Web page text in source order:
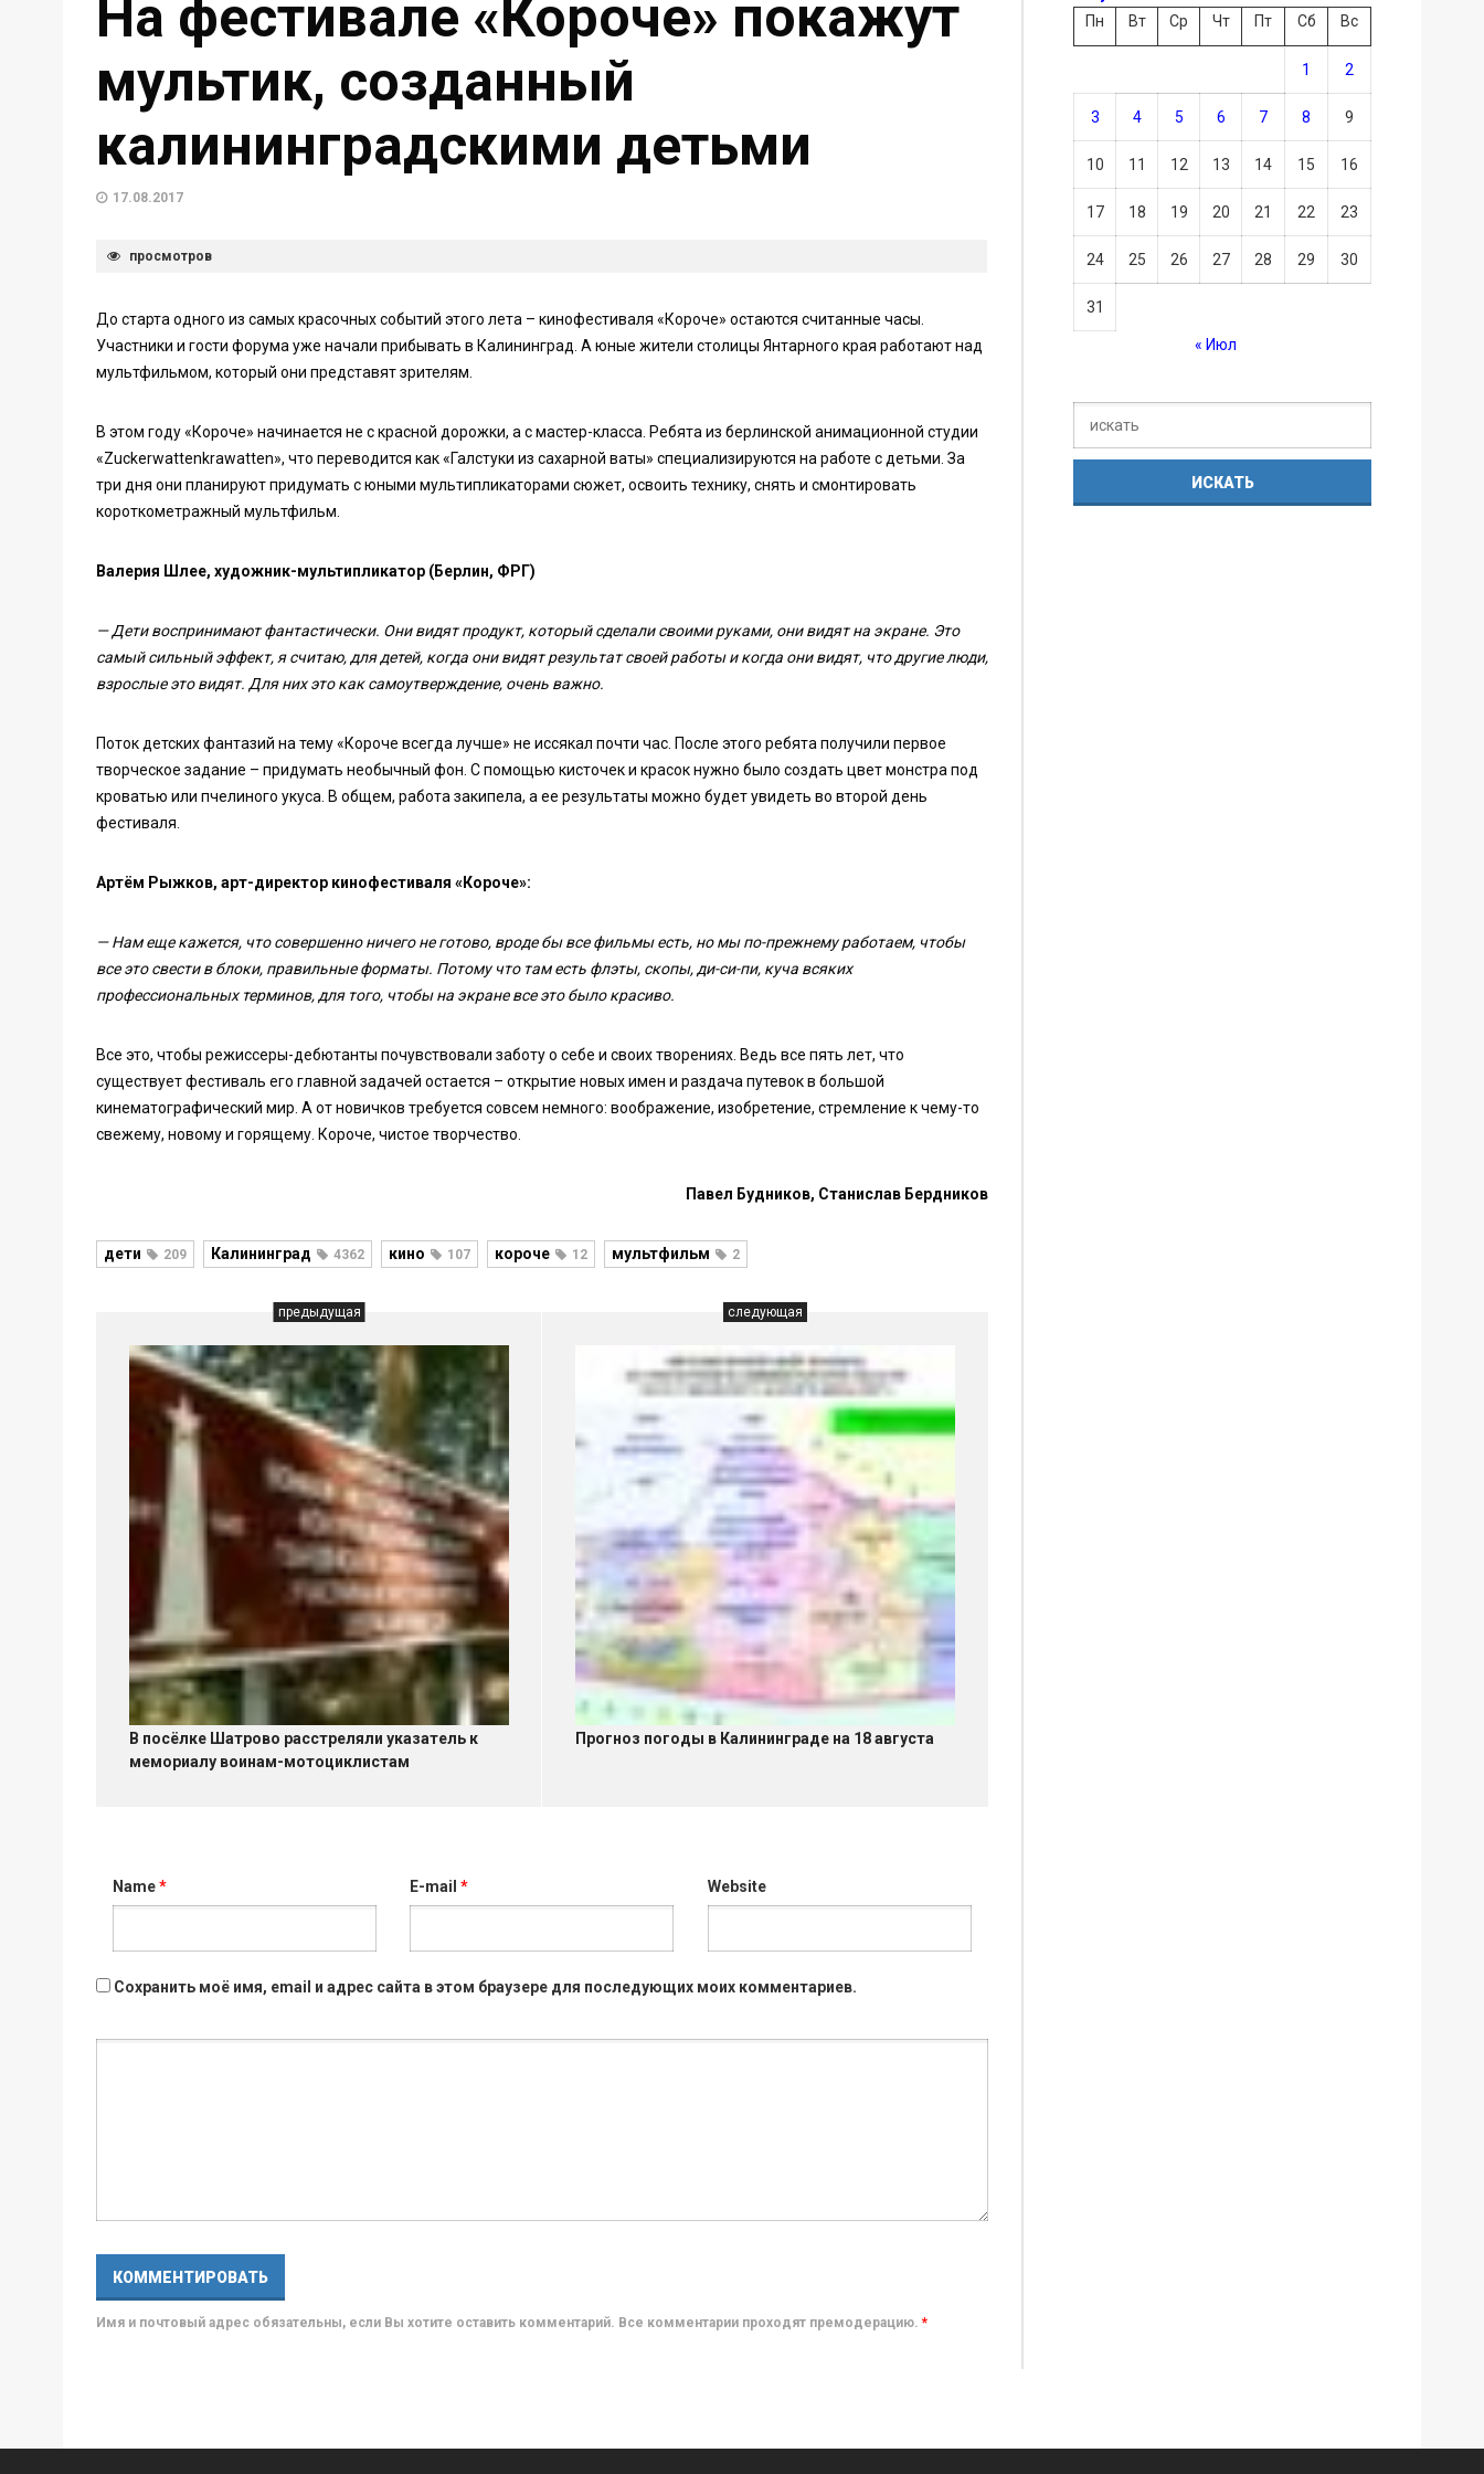
На фестивале «Короче» покажут
мультик, созданный
калининградскими детьми
17.08.2017
просмотров
До старта одного из самых красочных событий этого лета – кинофестиваля «Короче» остаются считанные часы.
Участники и гости форума уже начали прибывать в Калининград. А юные жители столицы Янтарного края работают над
мультфильмом, который они представят зрителям.
В этом году «Короче» начинается не с красной дорожки, а с мастер-класса. Ребята из берлинской анимационной студии
«Zuckerwattenkrawatten», что переводится как «Галстуки из сахарной ваты» специализируются на работе с детьми. За
три дня они планируют придумать с юными мультипликаторами сюжет, освоить технику, снять и смонтировать
короткометражный мультфильм.
Валерия Шлее, художник-мультипликатор (Берлин, ФРГ)
—Дети воспринимают фантастически. Они видят продукт, который сделали своими руками, они видят на экране. Это
самый сильный эффект, я считаю, для детей, когда они видят результат своей работы и когда они видят, что другие люди,
взрослые это видят. Для них это как самоутверждение, очень важно.
Поток детских фантазий на тему «Короче всегда лучше» не иссякал почти час. После этого ребята получили первое
творческое задание – придумать необычный фон. С помощью кисточек и красок нужно было создать цвет монстра под
кроватью или пчелиного укуса. В общем, работа закипела, а ее результаты можно будет увидеть во второй день
фестиваля.
Артём Рыжков, арт-директор кинофестиваля «Короче»:
— Нам еще кажется, что совершенно ничего не готово, вроде бы все фильмы есть, но мы по-прежнему работаем, чтобы
все это свести в блоки, правильные форматы. Потому что там есть флэты, скопы, ди-си-пи, куча всяких
профессиональных терминов, для того, чтобы на экране все это было красиво.
Все это, чтобы режиссеры-дебютанты почувствовали заботу о себе и своих творениях. Ведь все пять лет, что
существует фестиваль его главной задачей остается – открытие новых имен и раздача путевок в большой
кинематографический мир. А от новичков требуется совсем немного: воображение, изобретение, стремление к чему-то
свежему, новому и горящему. Короче, чистое творчество.
Павел Будников, Станислав Бердников
дети 209 Калининград 4362 кино 107 короче 12 мультфильм 2
предыдущая
В посёлке Шатрово расстреляли указатель к
мемориалу воинам-мотоциклистам
следующая
Прогноз погоды в Калининграде на 18 августа
Name* E-mail* Website
Сохранить моё имя, email и адрес сайта в этом браузере для последующих моих комментариев.
Имя и почтовый адрес обязательны, если Вы хотите оставить комментарий. Все комментарии проходят премодерацию. *
Пн
Вт Ср Чт Пт Сб Вс
1 2
3 4 5 6 7 8 9
10 11 12 13 14 15 16
17 18 19 20 21 22 23
24 25 26 27 28 29 30
31
« Июл